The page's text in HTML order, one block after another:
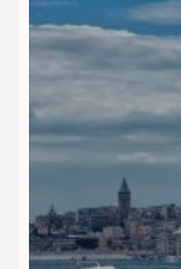
در بی‌اوغلو است.
شهری جذاب است؛
هتل، طعم‌های
کنند.